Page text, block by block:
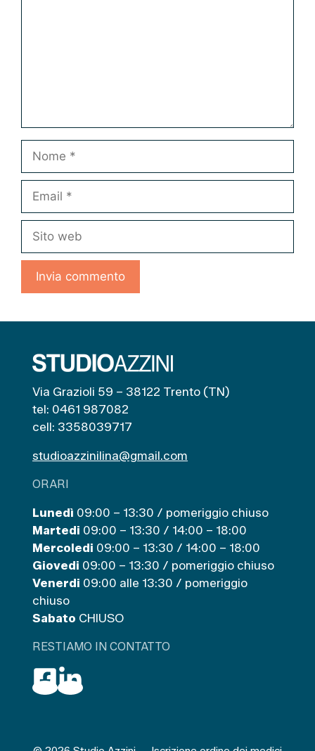
web
Via Grazioli 59 – 38122 Trento (TN)
tel: 0461 987082
cell: 3358039717
studioazzinilina@gmail.com
ORARI
Lunedì 09:00 – 13:30 / pomeriggio chiuso
Martedi 09:00 – 13:30 / 14:00 – 18:00
Mercoledi 09:00 – 13:30 / 14:00 – 18:00
Giovedi 09:00 – 13:30 / pomeriggio chiuso
Venerdi 09:00 alle 13:30 / pomeriggio
chiuso
Sabato CHIUSO
RESTIAMO IN CONTATTO